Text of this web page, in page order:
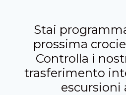
Stai
prossima
Controlla i
trasferimento
escursioni